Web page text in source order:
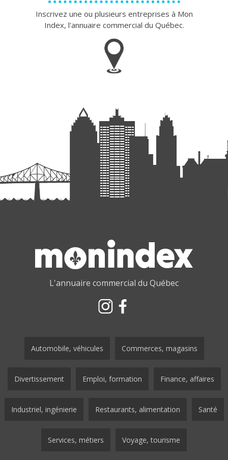
Inscrivez une ou plusieurs entreprises à Mon
Index, l'annuaire commercial du Québec.
L'annuaire commercial du Québec
Automobile, véhicules Commerces, magasins
Divertissement Emploi, formation Finance, affaires
Industriel, ingénierie Restaurants, alimentation Santé
Services, métiers Voyage, tourisme